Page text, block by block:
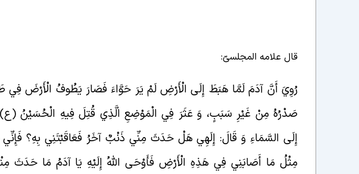
قال علامه المجلسیّ:
رُوِيَ أَنَّ آدَمَ‏ لَمَّا هَبَطَ إِلَى‏ الْأَرْضِ‏ لَمْ يَرَ حَوَّاءَ فَصَارَ يَطُوفُ الْأَرْضَ فِي
صَدْرُهُ مِنْ غَيْرِ سَبَبٍ، وَ عَثَرَ فِي الْمَوْضِعِ الَّذِي قُتِلَ فِيهِ الْحُسَيْنُ
إِلَى السَّمَاءِ وَ قَالَ: إِلَهِي هَلْ حَدَثَ مِنِّي ذَنْبٌ آخَرُ فَعَاقَبْتَنِي بِهِ؟
مِثْلُ مَا أَصَابَنِي فِي هَذِهِ الْأَرْضِ فَأَوْحَى اللَّهُ إِلَيْهِ يَا آدَمُ مَا